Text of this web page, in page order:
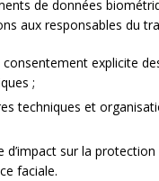
de données
aux responsables du
consentement explicite
;
techniques et
d’impact sur la
faciale.